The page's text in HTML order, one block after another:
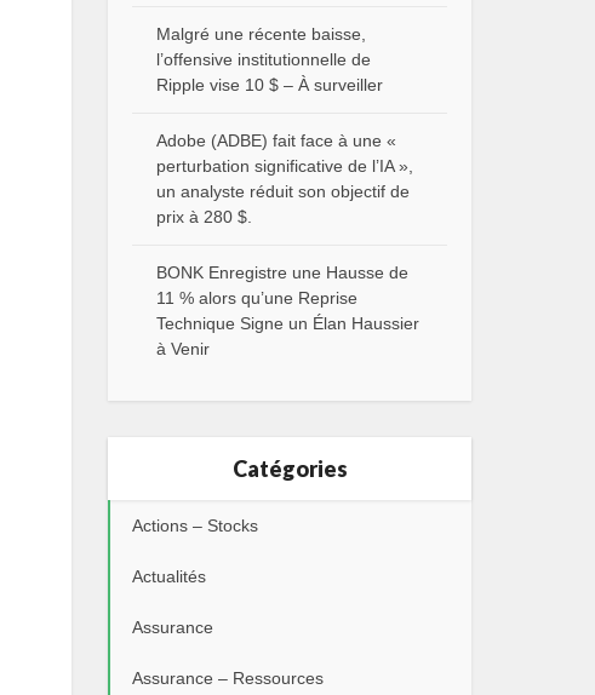
Malgré une récente baisse,
l’offensive institutionnelle de
Ripple vise 10 $ – À surveiller
Adobe (ADBE) fait face à une «
perturbation significative de l’IA »,
un analyste réduit son objectif de
prix à 280 $.
BONK Enregistre une Hausse de
11 % alors qu’une Reprise
Technique Signe un Élan Haussier
à Venir
Catégories
Actions – Stocks
Actualités
Assurance
Assurance – Ressources